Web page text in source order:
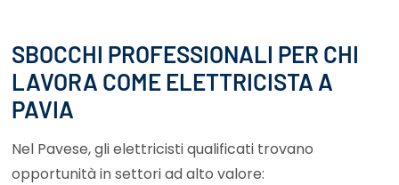
SBOCCHI PROFESSIONALI PER CHI
LAVORA COME ELETTRICISTA A
PAVIA
Nel Pavese, gli elettricisti qualificati trovano
opportunità in settori ad alto valore: